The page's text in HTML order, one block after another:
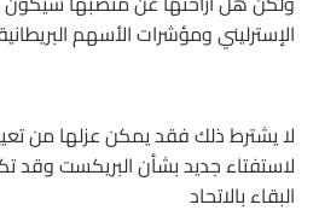
الإسترليني ومؤشرات الأسهم
لا يشترط ذلك فقد يمكن عزلها من
لاستفتاء جديد بشأن البريكست وقد
البقاء بالاتحاد